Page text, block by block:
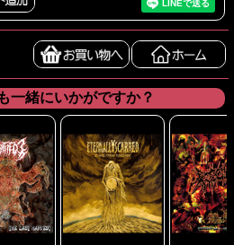
一緒にいかがですか？